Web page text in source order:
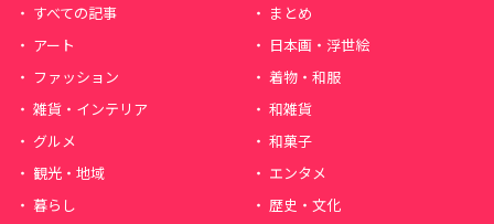
すべての記事
まとめ
アート
日本画・浮世絵
ファッション
着物・和服
雑貨・インテリア
和雑貨
グルメ
和菓子
観光・地域
エンタメ
暮らし
歴史・文化